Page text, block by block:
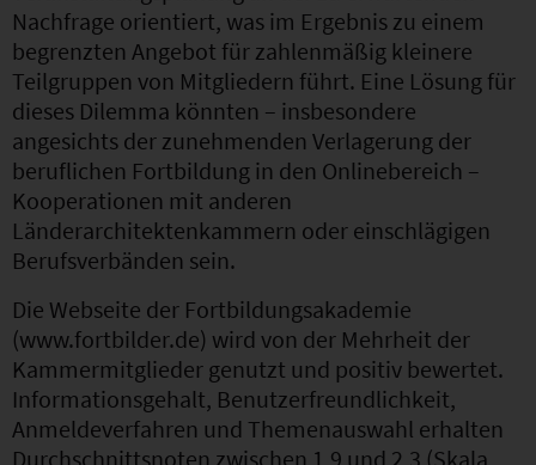
Nachfrage orientiert, was im Ergebnis zu einem
begrenzten Angebot für zahlenmäßig kleinere
Teilgruppen von Mitgliedern führt. Eine Lösung für
dieses Dilemma könnten – insbesondere
angesichts der zunehmenden Verlagerung der
beruflichen Fortbildung in den Onlinebereich –
Kooperationen mit anderen
Länderarchitektenkammern oder einschlägigen
Berufsverbänden sein.
Die Webseite der Fortbildungsakademie
(www.fortbilder.de) wird von der Mehrheit der
Kammermitglieder genutzt und positiv bewertet.
Informationsgehalt, Benutzerfreundlichkeit,
Anmeldeverfahren und Themenauswahl erhalten
Durchschnittsnoten zwischen 1,9 und 2,3 (Skala